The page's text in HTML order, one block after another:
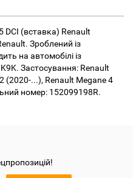
DCI (вставка) Renault
Зроблений із
на автомобілі із
Застосування: Renault
(2020-...), Renault Megane 4
номер: 152099198R.